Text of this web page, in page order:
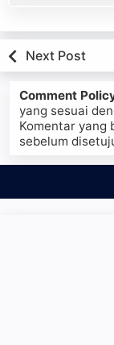
Next Post
Comment
yang sesuai
Komentar yang
sebelum